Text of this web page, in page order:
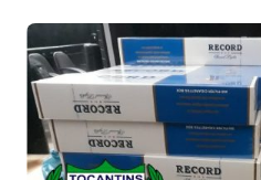
drogas e foram detidos